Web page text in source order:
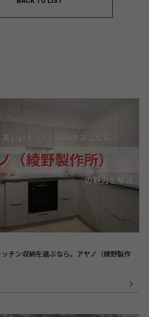
チン収納を選ぶなら。アヤノ（綾野製作